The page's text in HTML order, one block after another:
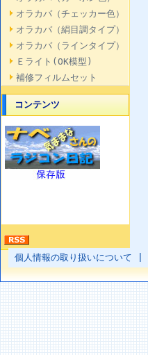
オラカバ（チェッカー色）
オラカバ（絹目調タイプ）
オラカバ（ラインタイプ）
Ｅライト(OK模型)
補修フィルムセット
コンテンツ
個人情報の取り扱いについて